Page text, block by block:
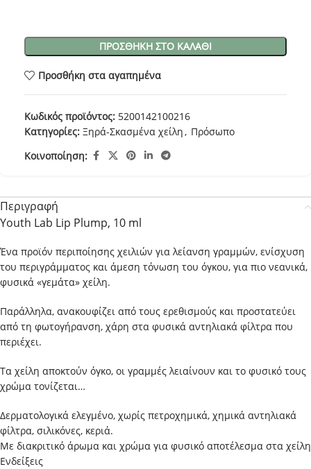
ΠΡΟΣΘΉΚΗ ΣΤΟ ΚΑΛΆΘΙ
Προσθήκη στα αγαπημένα
Κωδικός προϊόντος: 5200142100216
Κατηγορίες: Ξηρά-Σκασμένα χείλη, Πρόσωπο
Κοινοποίηση:
Περιγραφή
Youth Lab Lip Plump, 10 ml
Ένα προϊόν περιποίησης χειλιών για λείανση γραμμών, ενίσχυση
του περιγράμματος και άμεση τόνωση του όγκου, για πιο νεανικά,
φυσικά «γεμάτα» χείλη.
Παράλληλα, ανακουφίζει από τους ερεθισμούς και προστατεύει
από τη φωτογήρανση, χάρη στα φυσικά αντηλιακά φίλτρα που
περιέχει.
Τα χείλη αποκτούν όγκο, οι γραμμές λειαίνουν και το φυσικό τους
χρώμα τονίζεται…
Δερματολογικά ελεγμένο, χωρίς πετροχημικά, χημικά αντηλιακά
φίλτρα, σιλικόνες, κεριά.
Mε διακριτικό άρωμα και χρώμα για φυσικό αποτέλεσμα στα χείλη
Ενδείξεις